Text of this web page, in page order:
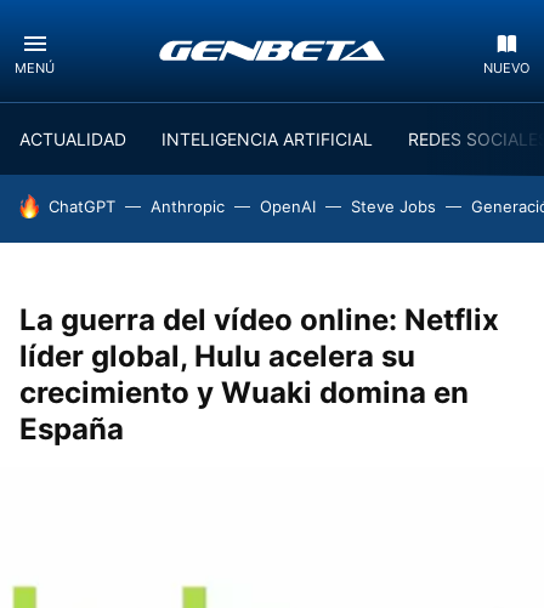
MENÚ NUEVO
ACTUALIDAD INTELIGENCIA ARTIFICIAL REDES
HOY SE HABLA DE
ChatGPT Anthropic OpenAI Steve Jobs
La guerra del vídeo online: Netflix
líder global, Hulu acelera su
crecimiento y Wuaki domina en
España